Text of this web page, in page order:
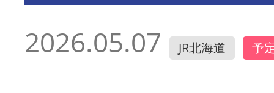
2026.05.07 JR北海道 予